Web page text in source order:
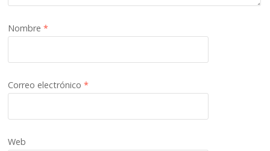
Nombre*
Correo electrónico*
Web